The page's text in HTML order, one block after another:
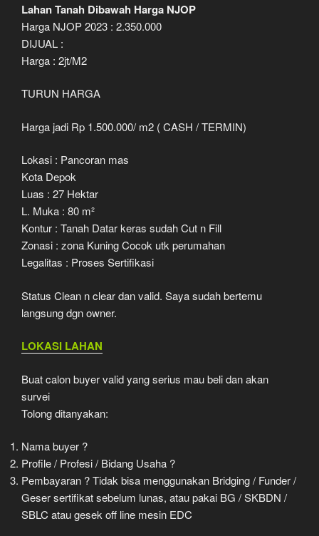
Lahan Tanah Dibawah Harga NJOP
Harga NJOP 2023 : 2.350.000
DIJUAL :
Harga : 2jt/M2
TURUN HARGA
Harga jadi Rp 1.500.000/ m2 ( CASH / TERMIN)
Lokasi : Pancoran mas
Kota Depok
Luas : 27 Hektar
L. Muka : 80 m²
Kontur : Tanah Datar keras sudah Cut n Fill
Zonasi : zona Kuning Cocok utk perumahan
Legalitas : Proses Sertifikasi
Status Clean n clear dan valid. Saya sudah bertemu
langsung dgn owner.
LOKASI LAHAN
Buat calon buyer valid yang serius mau beli dan akan
survei
Tolong ditanyakan:
Nama buyer ?
Profile / Profesi / Bidang Usaha ?
Pembayaran ? Tidak bisa menggunakan Bridging / Funder /
Geser sertifikat sebelum lunas, atau pakai BG / SKBDN /
SBLC atau gesek off line mesin EDC